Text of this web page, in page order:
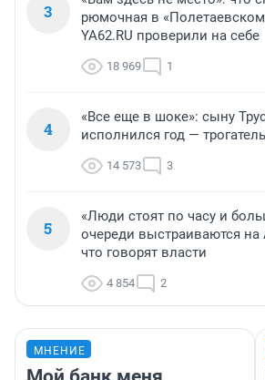
3
рюмочная в
YA62.RU проверили на себе
18 969 1
4
«Все еще в шоке»: сыну
исполнился год —
14 573 3
5
«Люди стоят по часу и
очереди выстраиваются
что говорят власти
4 854 2
МНЕНИЕ